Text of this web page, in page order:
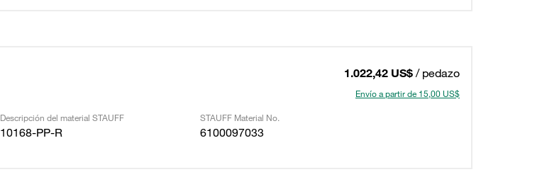
1.022,42 US$ / pedazo
Envío a partir de 15,00 US$
Descripción del material STAUFF STAUFF Material No.
10168-PP-R 6100097033